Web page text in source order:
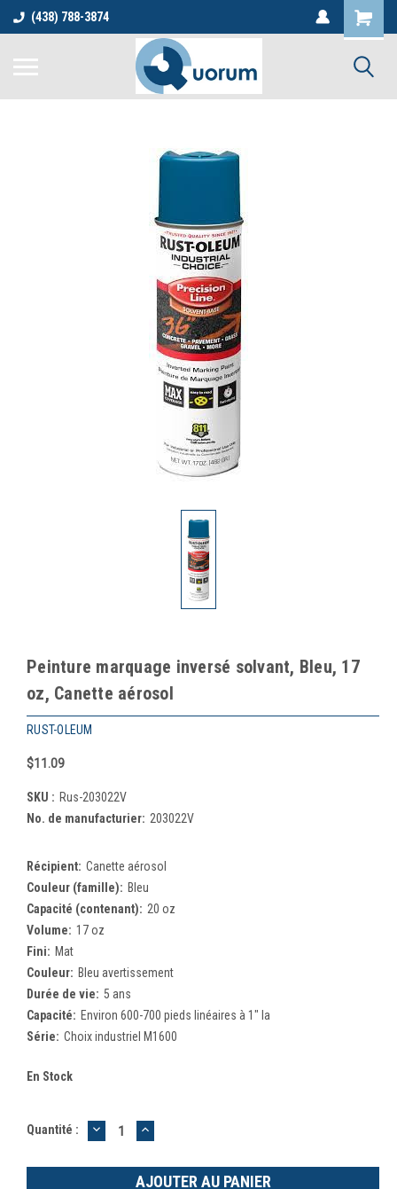
(438) 788-3874
Peinture marquage inversé solvant, Bleu, 17
oz, Canette aérosol
RUST-OLEUM
$11.09
SKU : Rus-203022V
No. de manufacturier: 203022V
Récipient: Canette aérosol
Couleur (famille): Bleu
Capacité (contenant): 20 oz
Volume: 17 oz
Fini: Mat
Couleur: Bleu avertissement
Durée de vie: 5 ans
Capacité: Environ 600-700 pieds linéaires à 1" la
Série: Choix industriel M1600
En Stock
Quantité : DIMINUER
LA
:
AUGMENTER
LA
: